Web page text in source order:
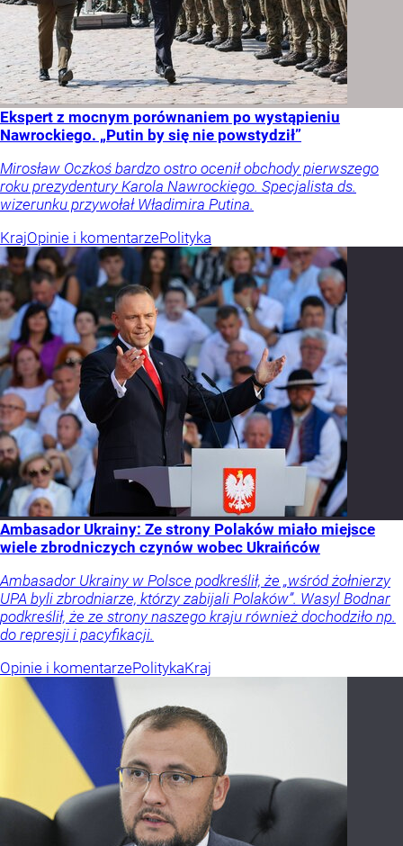
Ekspert z mocnym porównaniem po wystąpieniu
Nawrockiego. „Putin by się nie powstydził”
Mirosław Oczkoś bardzo ostro ocenił obchody pierwszego
roku prezydentury Karola Nawrockiego. Specjalista ds.
wizerunku przywołał Władimira Putina.
KrajOpinie i komentarzePolityka
Ambasador Ukrainy: Ze strony Polaków miało miejsce
wiele zbrodniczych czynów wobec Ukraińców
Ambasador Ukrainy w Polsce podkreślił, że „wśród żołnierzy
UPA byli zbrodniarze, którzy zabijali Polaków”. Wasyl Bodnar
podkreślił, że ze strony naszego kraju również dochodziło np.
do represji i pacyfikacji.
Opinie i komentarzePolitykaKraj